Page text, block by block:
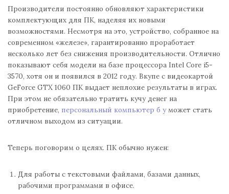
Производители постоянно обновляют характеристики
комплектующих для ПК, наделяя их новыми
возможностями. Несмотря на это, устройство, собранное на
современном «железе», гарантированно проработает
несколько лет без снижения производительности. Отлично
показывают себя модели на базе процессора Intel Core i5-
3570, хотя он и появился в 2012 году. Вкупе с видеокартой
GeForce GTX 1060 ПК выдает неплохие результаты в играх.
При этом не обязательно тратить кучу денег на
приобретение, персональный компьютер б уможет стать
отличном выходом из ситуации.
Теперь поговорим о целях. ПК обычно нужен:
Для работы с текстовыми файлами, базами данных,
рабочими программами в офисе.